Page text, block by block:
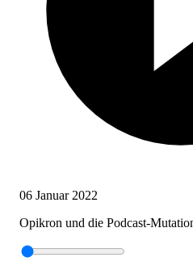
06 Januar 2022
Opikron und die Podcast-